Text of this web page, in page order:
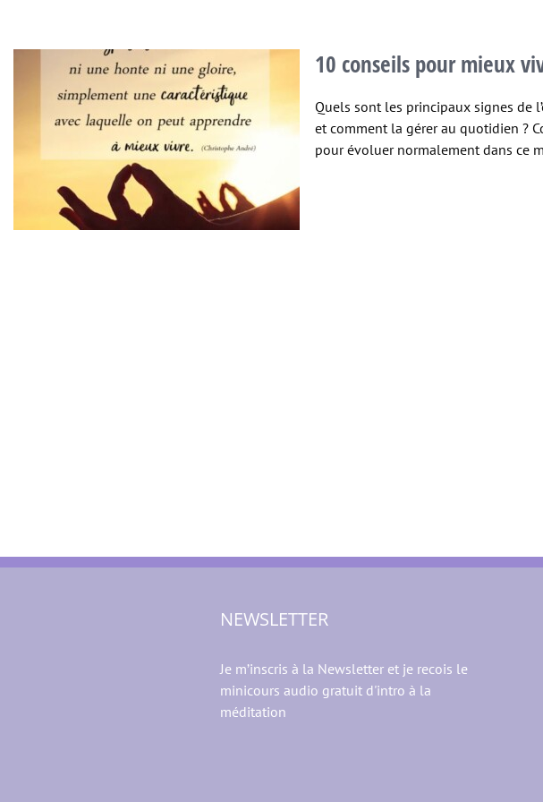
10 conseils pour mieux
Quels sont les principaux signes de
et comment la gérer au quotidien ?
pour évoluer normalement dans ce
NEWSLETTER
Je m’inscris à la Newsletter et je recois le
minicours audio gratuit d'intro à la
méditation